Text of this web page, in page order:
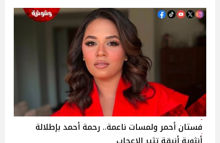
فستان أحمر ولمسات ناعمة.. رحمة أحمد بإطلالة